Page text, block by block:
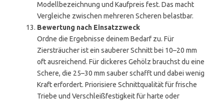
Modellbezeichnung und Kaufpreis fest. Das macht
Vergleiche zwischen mehreren Scheren belastbar.
Bewertung nach Einsatzzweck
Ordne die Ergebnisse deinem Bedarf zu. Für
Ziersträucher ist ein sauberer Schnitt bei 10–20 mm
oft ausreichend. Für dickeres Gehölz brauchst du eine
Schere, die 25–30 mm sauber schafft und dabei wenig
Kraft erfordert. Priorisiere Schnittqualität für frische
Triebe und Verschleißfestigkeit für harte oder